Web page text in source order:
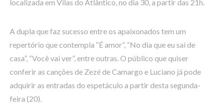
localizada em Vilas do Atlântico, no dia 30, a partir das 21h.
A dupla que faz sucesso entre os apaixonados tem um
repertório que contempla “É amor”, “No dia que eu saí de
casa”, “Você vai ver”, entre outras. O público que quiser
conferir as canções de Zezé de Camargo e Luciano já pode
adquirir as entradas do espetáculo a partir desta segunda-
feira (20).